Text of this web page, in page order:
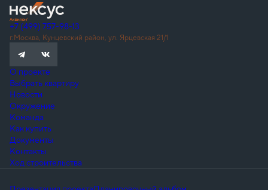
+7 (499) 757-98-13
г.Москва, Кунцевский район, ул. Ярцевская 21/1
О проекте
Выбрать квартиру
Новости
Окружение
Команда
Как купить
Документы
Контакты
Ход строительства